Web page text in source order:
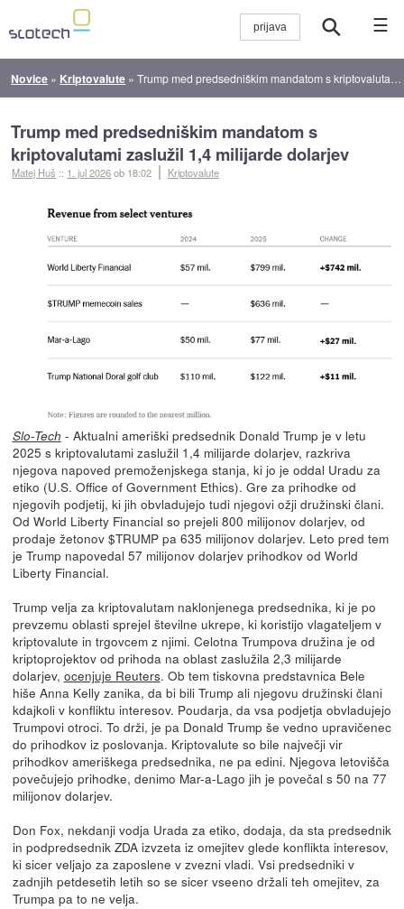
☰
Novice » Kriptovalute »Trump med predsedniškim mandatom s kriptovalutami zaslužil 1,4 milijarde dolarjev
Trump med predsedniškim mandatom s
kriptovalutami zaslužil 1,4 milijarde dolarjev
Matej Huš :: 1. jul 2026ob 18:02 Kriptovalute
Slo-Tech - Aktualni ameriški predsednik Donald Trump je v letu
2025 s kriptovalutami zaslužil 1,4 milijarde dolarjev, razkriva
njegova napoved premoženjskega stanja, ki jo je oddal Uradu za
etiko (U.S. Office of Government Ethics). Gre za prihodke od
njegovih podjetij, ki jih obvladujejo tudi njegovi ožji družinski člani.
Od World Liberty Financial so prejeli 800 milijonov dolarjev, od
prodaje žetonov $TRUMP pa 635 milijonov dolarjev. Leto pred tem
je Trump napovedal 57 milijonov dolarjev prihodkov od World
Liberty Financial.
Trump velja za kriptovalutam naklonjenega predsednika, ki je po
prevzemu oblasti sprejel številne ukrepe, ki koristijo vlagateljem v
kriptovalute in trgovcem z njimi. Celotna Trumpova družina je od
kriptoprojektov od prihoda na oblast zaslužila 2,3 milijarde
dolarjev, ocenjuje Reuters. Ob tem tiskovna predstavnica Bele
hiše Anna Kelly zanika, da bi bili Trump ali njegovu družinski člani
kdajkoli v konfliktu interesov. Poudarja, da vsa podjetja obvladujejo
Trumpovi otroci. To drži, je pa Donald Trump še vedno upravičenec
do prihodkov iz poslovanja. Kriptovalute so bile največji vir
prihodkov ameriškega predsednika, ne pa edini. Njegova letovišča
povečujejo prihodke, denimo Mar-a-Lago jih je povečal s 50 na 77
milijonov dolarjev.
Don Fox, nekdanji vodja Urada za etiko, dodaja, da sta predsednik
in podpredsednik ZDA izvzeta iz omejitev glede konflikta interesov,
ki sicer veljajo za zaposlene v zvezni vladi. Vsi predsedniki v
zadnjih petdesetih letih so se sicer vseeno držali teh omejitev, za
Trumpa pa to ne velja.